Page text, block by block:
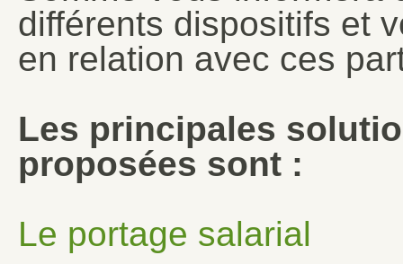
différents dispositifs et
en relation avec ces
Les principales
proposées sont :
Le portage salarial